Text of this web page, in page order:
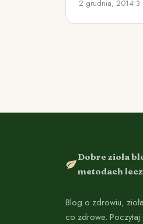
2 grudnia, 2014•3
Dobre zioła
metodach
Blog o zdrowiu,
co zdrowe.